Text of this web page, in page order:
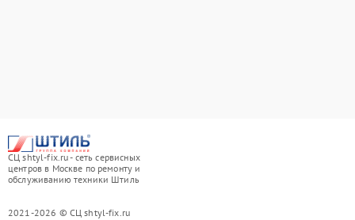
СЦ shtyl-fix.ru - сеть сервисных
центров в Москве по ремонту и
обслуживанию техники Штиль
2021-2026 © СЦ shtyl-fix.ru